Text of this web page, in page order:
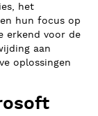
het
hun focus op
erkend voor de
aan
oplossingen